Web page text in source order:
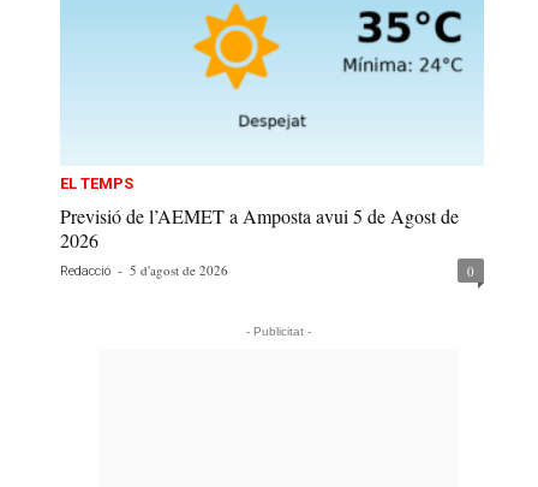
EL TEMPS
Previsió de l’AEMET a Amposta avui 5 de Agost de
2026
Redacció - 5 d'agost de 2026 0
- Publicitat -